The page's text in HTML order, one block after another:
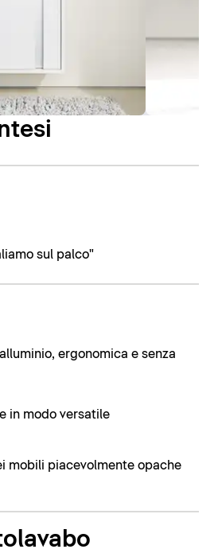
sul palco"
ergonomica e senza
in modo versatile
mobili piacevolmente opache